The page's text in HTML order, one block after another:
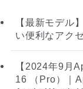
【最新モデル
い便利なアク
【2024年9月
16 （Pro）｜